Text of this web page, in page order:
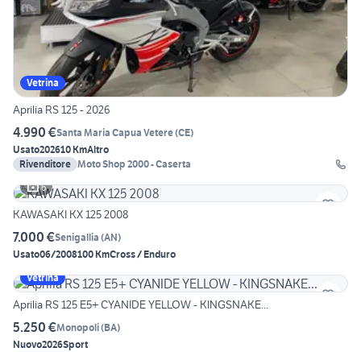
Vetrina
Aprilia RS 125 - 2026
4.990 €Santa Maria Capua Vetere(CE)
Usato202610 KmAltro
Rivenditore Moto Shop 2000 - Caserta
6
KAWASAKI KX 125 2008
7.000 €Senigallia (AN)
Usato06/2008100 KmCross / Enduro
Vetrina
Aprilia RS 125 E5+ CYANIDE YELLOW - KINGSNAKE...
5.250 €Monopoli(BA)
Nuovo2026Sport